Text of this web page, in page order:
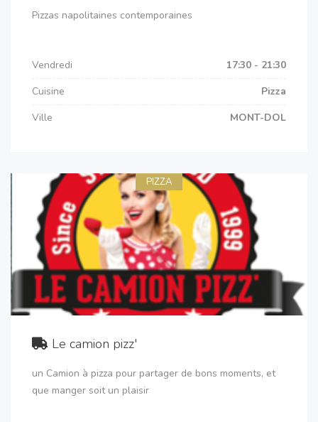
Pizzas napolitaines contemporaines
Vendredi
17:30 - 21:30
Cuisine
Pizza
Ville
MONT-DOL
PIZZA
Le camion pizz'
un Camion à pizza pour partager de bons moments, et
que manger soit un plaisir